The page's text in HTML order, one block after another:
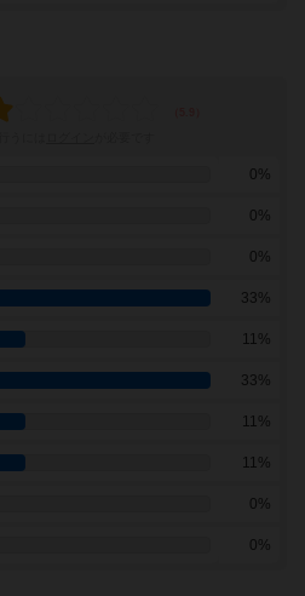
0%
0%
0%
33%
11%
33%
11%
11%
0%
0%